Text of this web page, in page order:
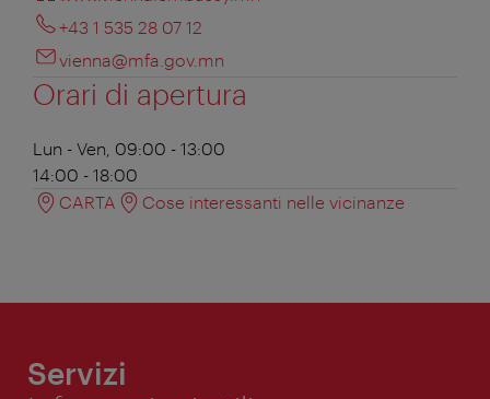
+43 1 535 28 07 12
vienna@mfa.gov.mn
Orari di apertura
Lun - Ven, 09:00 - 13:00
14:00 - 18:00
CARTA
Cose interessanti nelle vicinanze
Servizi